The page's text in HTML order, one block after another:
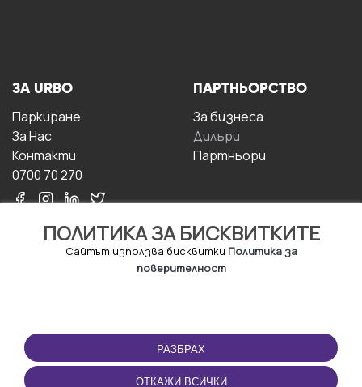
ПОЛИТИКА ЗА БИСКВИТКИТЕ
Сайтът използва бисквитки Политика за
поверителност
РАЗБРАХ
ОТКАЖИ ВСИЧКИ
ЗА URBO
Паркиране
За Hас
Контакти
0700 70 270
ПАРТНЬОРСТВО
За бизнесa
Дилъри
Партньори
ПОЛЗВАНЕ
Правила и условия за
ползване
ПРИЛОЖЕНИЕТО